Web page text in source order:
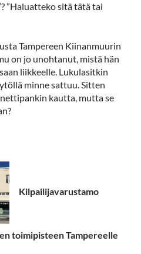
”Haluatteko sitä tätä tai
Tampereen Kiinanmuurin
on jo unohtanut, mistä hän
liikkeelle. Lukulasitkin
minne sattuu. Sitten
kautta, mutta se
Kilpailijavarustamo
toimipisteen Tampereelle